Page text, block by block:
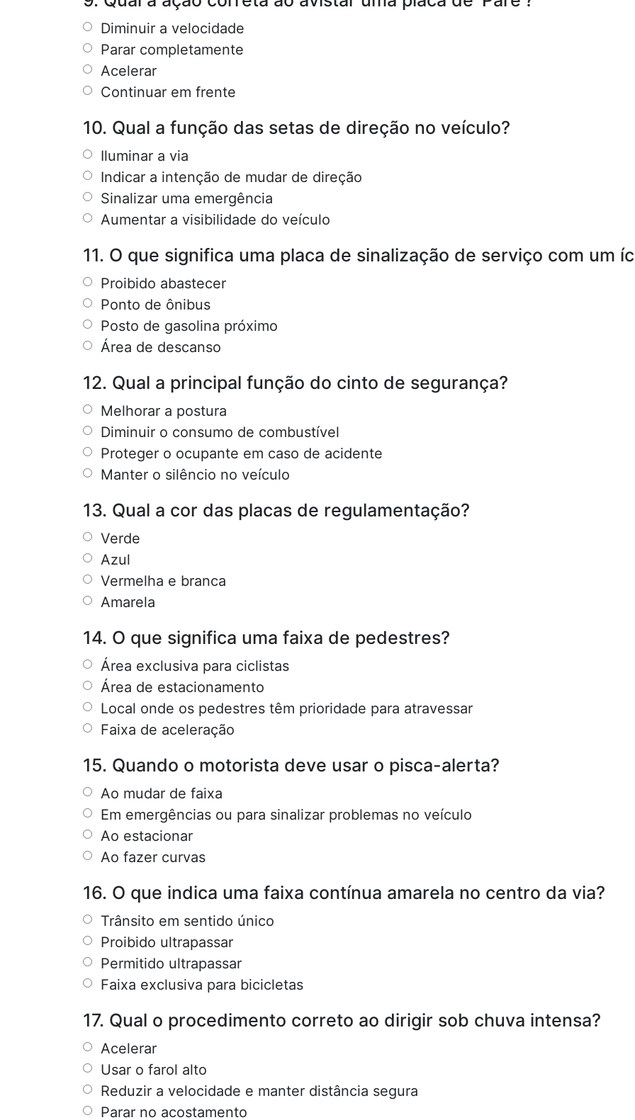
Diminuir a velocidade
Parar completamente
Acelerar
Continuar em frente
10. Qual a função das setas de direção no veículo?
Iluminar a via
Indicar a intenção de mudar de direção
Sinalizar uma emergência
Aumentar a visibilidade do veículo
11. O que significa uma placa de sinalização de serviço com um
Proibido abastecer
Ponto de ônibus
Posto de gasolina próximo
Área de descanso
12. Qual a principal função do cinto de segurança?
Melhorar a postura
Diminuir o consumo de combustível
Proteger o ocupante em caso de acidente
Manter o silêncio no veículo
13. Qual a cor das placas de regulamentação?
Verde
Azul
Vermelha e branca
Amarela
14. O que significa uma faixa de pedestres?
Área exclusiva para ciclistas
Área de estacionamento
Local onde os pedestres têm prioridade para atravessar
Faixa de aceleração
15. Quando o motorista deve usar o pisca-alerta?
Ao mudar de faixa
Em emergências ou para sinalizar problemas no veículo
Ao estacionar
Ao fazer curvas
16. O que indica uma faixa contínua amarela no centro da via?
Trânsito em sentido único
Proibido ultrapassar
Permitido ultrapassar
Faixa exclusiva para bicicletas
17. Qual o procedimento correto ao dirigir sob chuva intensa?
Acelerar
Usar o farol alto
Reduzir a velocidade e manter distância segura
Parar no acostamento